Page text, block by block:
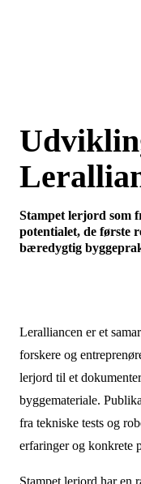
Stampet lerjord som
potentialet, de første
bæredygtig
Leralliancen er et
forskere og
lerjord til et
byggemateriale.
fra tekniske tests og
erfaringer og konkrete
Stampet lerjord har en